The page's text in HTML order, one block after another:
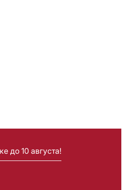
до 10 августа!